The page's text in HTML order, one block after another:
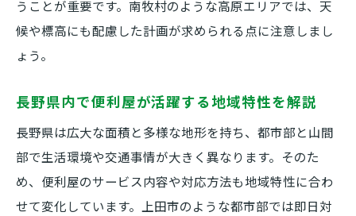
うことが重要です。南牧村のような高原エリアでは、天
候や標高にも配慮した計画が求められる点に注意しまし
ょう。
長野県内で便利屋が活躍する地域特性を解説
長野県は広大な面積と多様な地形を持ち、都市部と山間
部で生活環境や交通事情が大きく異なります。そのた
め、便利屋のサービス内容や対応方法も地域特性に合わ
せて変化しています。上田市のような都市部では即日対